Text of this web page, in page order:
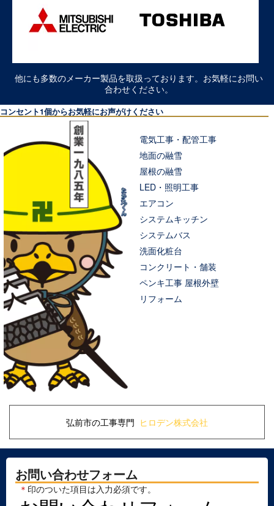
他にも多数のメーカー製品を取扱っております。お気軽にお問い
合わせください。
コンセント1個からお気軽にお声がけください
電気工事・配管工事
地面の融雪
屋根の融雪
LED・照明工事
エアコン
システムキッチン
システムバス
洗面化粧台
コンクリート・舗装
ペンキ工事 屋根外壁
リフォーム
弘前市の工事専門 ヒロデン株式会社
お問い合わせフォーム
＊ 印のついた項目は入力必須です。